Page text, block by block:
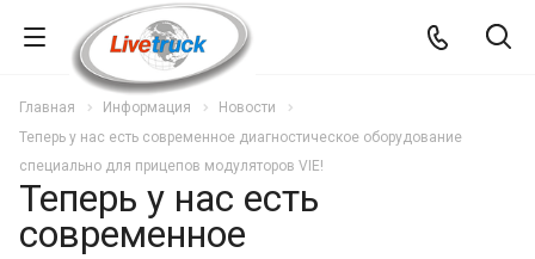
Главная Информация
Новости
Теперь у нас есть современное диагностическое оборудование
специально для прицепов модуляторов VIE!
Теперь у нас есть
современное